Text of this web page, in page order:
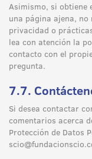
Asimismo, si obtiene
una página ajena,
privacidad o
lea con atención la
contacto con el
pregunta.
7.7.
Si desea contactar
comentarios acerca
Protección de Datos